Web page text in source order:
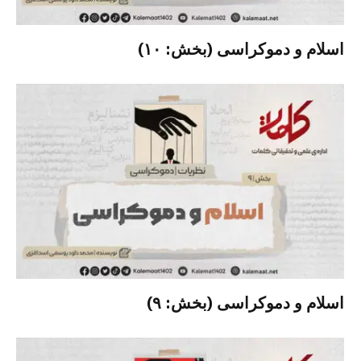
اسلام و دموکراسی (بخش: ۱۰)
اسلام و دموکراسی (بخش: ۹)